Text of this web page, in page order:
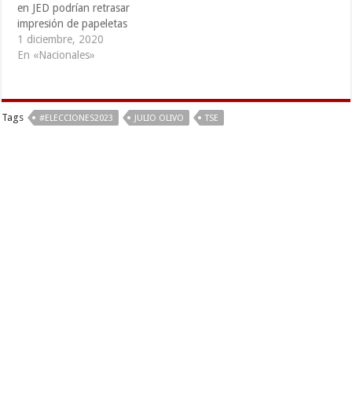
en JED podrían retrasar
impresión de papeletas
1 diciembre, 2020
En «Nacionales»
Tags #ELECCIONES2023 JULIO OLIVO TSE